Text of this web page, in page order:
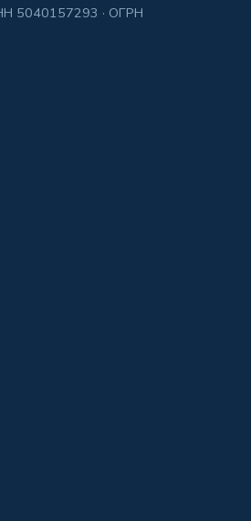
5040157293 · ОГРН